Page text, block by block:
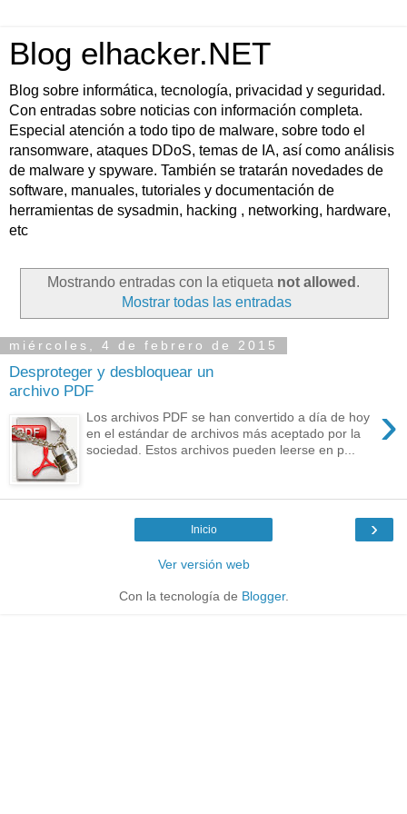
Blog elhacker.NET
Blog sobre informática, tecnología, privacidad y seguridad.
Con entradas sobre noticias con información completa.
Especial atención a todo tipo de malware, sobre todo el
ransomware, ataques DDoS, temas de IA, así como análisis
de malware y spyware. También se tratarán novedades de
software, manuales, tutoriales y documentación de
herramientas de sysadmin, hacking , networking, hardware,
etc
Mostrando entradas con la etiqueta not allowed .
Mostrar todas las entradas
miércoles, 4 de febrero de 2015
Desproteger y desbloquear un
archivo PDF
›
Los archivos PDF se han convertido a día de hoy
en el estándar de archivos más aceptado por la
sociedad. Estos archivos pueden leerse en p...
›
Inicio
Ver versión web
Con la tecnología de Blogger.